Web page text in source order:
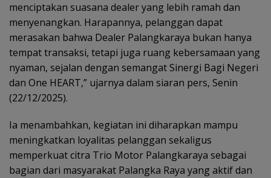
menciptakan suasana dealer yang lebih ramah dan
menyenangkan. Harapannya, pelanggan dapat
merasakan bahwa Dealer Palangkaraya bukan hanya
tempat transaksi, tetapi juga ruang kebersamaan yang
nyaman, sejalan dengan semangat Sinergi Bagi Negeri
dan One HEART,” ujarnya dalam siaran pers, Senin
(22/12/2025).
Ia menambahkan, kegiatan ini diharapkan mampu
meningkatkan loyalitas pelanggan sekaligus
memperkuat citra Trio Motor Palangkaraya sebagai
bagian dari masyarakat Palangka Raya yang aktif dan